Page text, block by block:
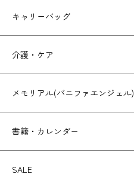
キャリーバッグ
介護・ケア
メモリアル(バニファエンジェル)
書籍・カレンダー
SALE